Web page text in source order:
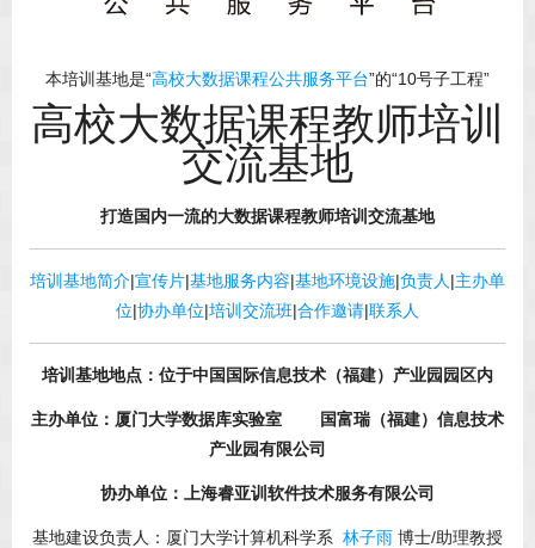
本培训基地是“高校大数据课程公共服务平台”的“10号子工程”
高校大数据课程教师培训
交流基地
打造国内一流的大数据课程教师培训交流基地
培训基地简介|宣传片|基地服务内容|基地环境设施|负责人|主办单
位|协办单位|培训交流班|合作邀请|联系人
培训基地地点：位于中国国际信息技术（福建）产业园园区内
主办单位：厦门大学数据库实验室 国富瑞（福建）信息技术
产业园有限公司
协办单位：上海睿亚训软件技术服务有限公司
基地建设负责人：厦门大学计算机科学系 林子雨 博士/助理教授